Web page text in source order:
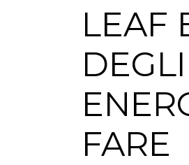
LEAF
FARE